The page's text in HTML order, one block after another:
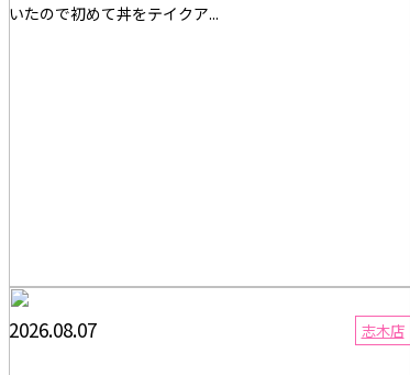
いたので初めて丼をテイクア...
2026.08.07 志木店